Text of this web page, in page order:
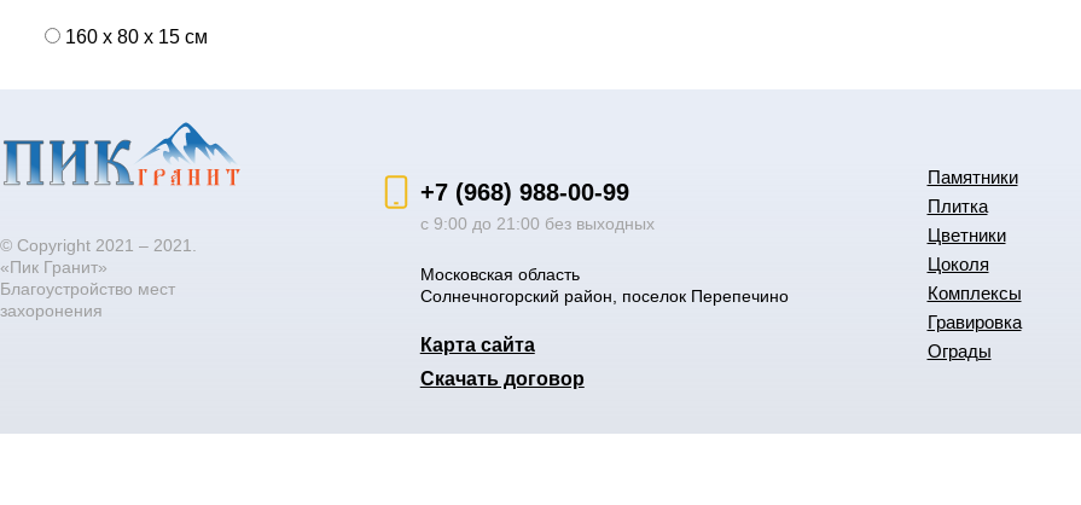
160 x 80 x 15 см
© Copyright 2021 – 2021.
«Пик Гранит»
Благоустройство мест
захоронения
+7 (968) 988-00-99
с 9:00 до 21:00 без выходных
Московская область
Солнечногорский район, поселок Перепечино
Карта сайта
Скачать договор
Памятники
Плитка
Цветники
Цоколя
Комплексы
Гравировка
Ограды